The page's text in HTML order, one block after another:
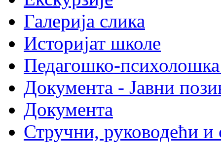
Галерија слика
Историјат школе
Педагошко-психолошка
Документа - Јавни
Документа
Стручни, руководећи и